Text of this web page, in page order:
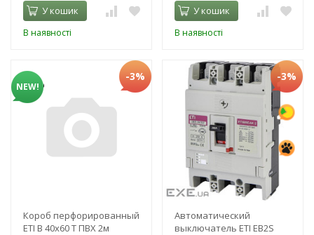
У кошик
В наявності
У кошик
В наявності
NEW!
-3%
Короб перфорированный
ETI B 40x60 T ПВХ 2м
-3%
Автоматический
выключатель ETI EB2S